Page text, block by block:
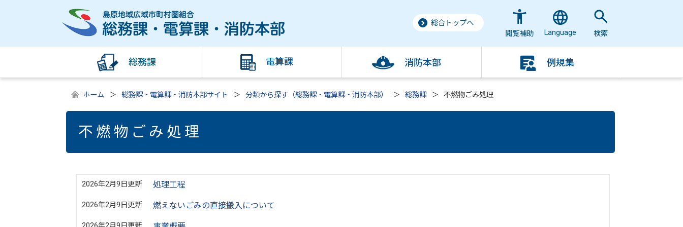
総合トップへ
閲覧補助
Language 検索
総務課 電算課 消防本部 例規集
ホーム 総務課・電算課・消防本部サイト 分類から探す（総務課・電算課・消防本部） 総務課 不燃物ごみ処理
不燃物ごみ処理
2026年2月9日更新 処理工程
2026年2月9日更新 燃えないごみの直接搬入について